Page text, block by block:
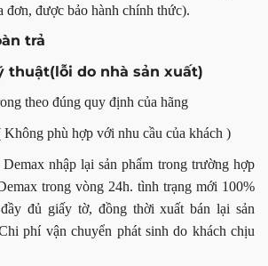
đơn, được bảo hành chính thức).
trả
thuật(lỗi do nhà sản xuất)
theo đúng quy định của hãng
Không phù hợp với nhu cầu của khách )
nhập lại sản phẩm trong trường hợp
trong vòng 24h. tình trạng mới 100%
đủ giấy tờ, đồng thời xuất bán lại sản
phí vận chuyển phát sinh do khách chịu